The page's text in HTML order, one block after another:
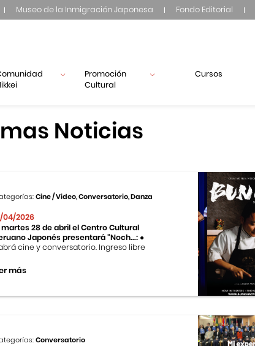
Museo de la Inmigración Japonesa Fondo Editorial
Promoción
Cultural
Cursos
Noticias
Cine / Video, Conversatorio, Danza
04/2026
martes 28 de abril el Centro Cultural
Japonés presentará “Noch...: ●
cine y conversatorio. Ingreso libre
más
Conversatorio